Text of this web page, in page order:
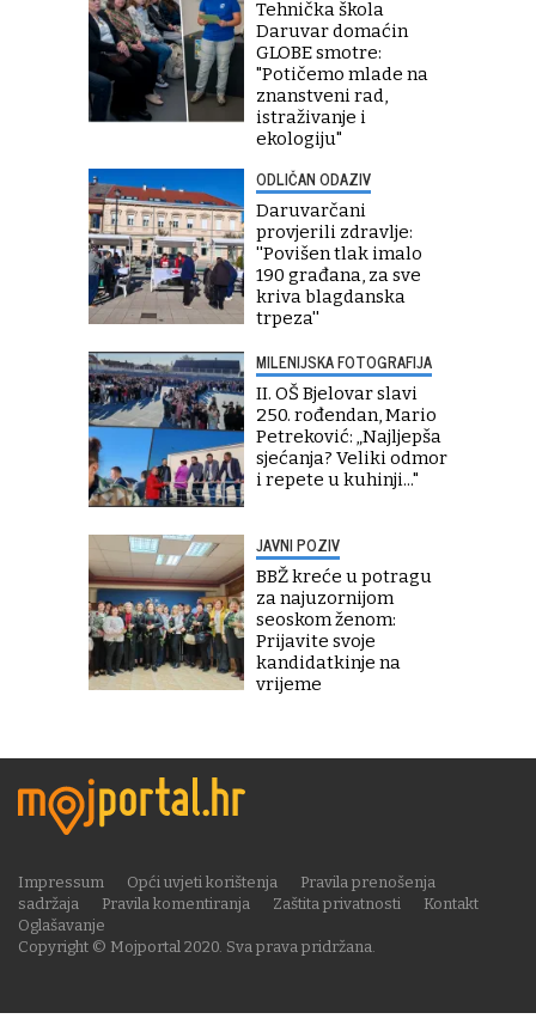
Tehnička škola
Daruvar domaćin
GLOBE smotre:
"Potičemo mlade na
znanstveni rad,
istraživanje i
ekologiju"
ODLIČAN ODAZIV
Daruvarčani
provjerili zdravlje:
''Povišen tlak imalo
190 građana, za sve
kriva blagdanska
trpeza''
MILENIJSKA FOTOGRAFIJA
II. OŠ Bjelovar slavi
250. rođendan, Mario
Petreković: „Najljepša
sjećanja? Veliki odmor
i repete u kuhinji..."
JAVNI POZIV
BBŽ kreće u potragu
za najuzornijom
seoskom ženom:
Prijavite svoje
kandidatkinje na
vrijeme
Copyright © Mojportal 2020. Sva prava pridržana.
Impressum Opći uvjeti korištenja
Pravila prenošenja
sadržaja
Pravila komentiranja Zaštita privatnosti
Kontakt
Oglašavanje